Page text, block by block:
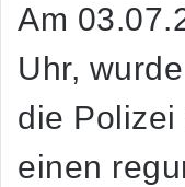
Am
Uhr,
die
einen